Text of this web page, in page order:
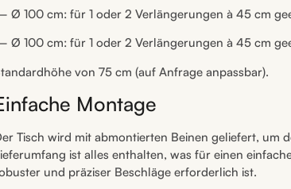
Ø 100 cm: für 1 oder 2 Verlängerungen à 45 cm
Ø 100 cm: für 1 oder 2 Verlängerungen à 45 cm
von 75 cm (auf Anfrage anpassbar).
Montage
Tisch wird mit abmontierten Beinen geliefert, um
ist alles enthalten, was für einen
und präziser Beschläge erforderlich ist.